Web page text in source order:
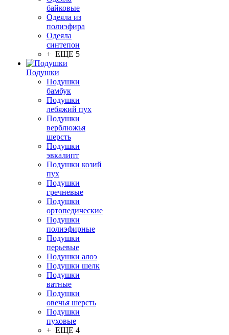
байковые
Одеяла из
полиэфира
Одеяла
синтепон
+ ЕЩЕ 5
Подушки
Подушки
бамбук
Подушки
лебяжий пух
Подушки
верблюжья
шерсть
Подушки
эвкалипт
Подушки козий
пух
Подушки
гречневые
Подушки
ортопедические
Подушки
полиэфирные
Подушки
перьевые
Подушки алоэ
Подушки шелк
Подушки
ватные
Подушки
овечья шерсть
Подушки
пуховые
+ ЕЩЕ 4